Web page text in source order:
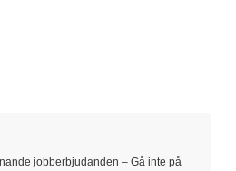
jobberbjudanden – Gå inte på